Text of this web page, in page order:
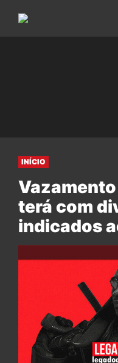
INÍCIO
terá com
indicados